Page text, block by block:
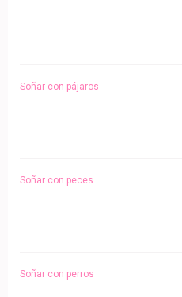
Soñar con pájaros
Soñar con peces
Soñar con perros